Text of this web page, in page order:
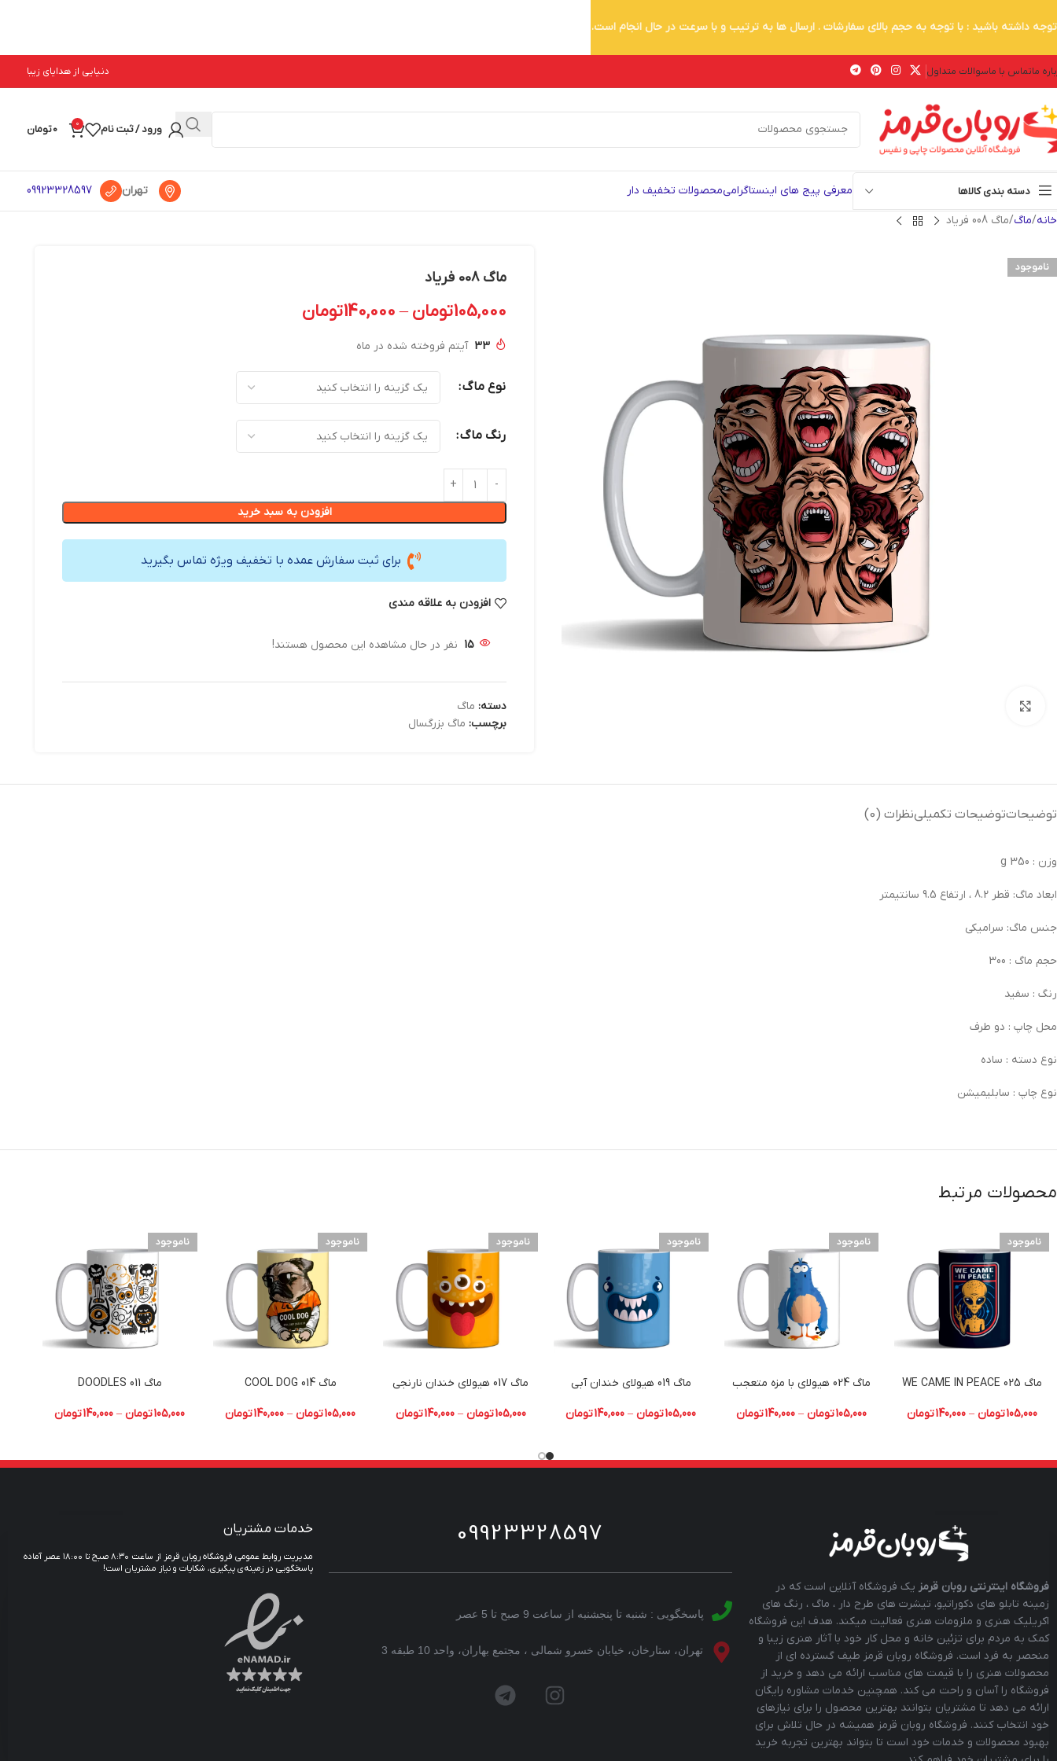
ماتماس با ماسوالات متداول دنیایی از هدایای زیبا
ورود / ثبت نام 0
0تومان
دسته بندی کالاها معرفی پیج های اینستاگرامیمحصولات تخفیف دار تهران 09923328597
خانه ماگ ماگ 008 فریاد
ناموجود
ماگ 008 فریاد
105,000تومان –
140,000تومان
33 آیتم فروخته شده در ماه
نوع ماگ
رنگ ماگ
افزودن به سبد خرید
برای ثبت سفارش عمده با تخفیف ویژه تماس بگیرید
افزودن به علاقه مندی
15 نفر در حال مشاهده این محصول هستند!
دسته: ماگ
برچسب: ماگ بزرگسال
توضیحاتتوضیحات تکمیلینظرات (0)
وزن : 350 g
ابعاد ماگ: قطر 8.2 ، ارتفاع 9.5 سانتیمتر
جنس ماگ: سرامیکی
حجم ماگ : 300
رنگ : سفید
محل چاپ : دو طرف
نوع دسته : ساده
نوع چاپ : سابلیمیشن
محصولات مرتبط
ناموجود
ماگ 025 WE CAME IN PEACE
105,000تومان –
140,000تومان
ناموجود
ماگ 024 هیولای با مزه متعجب
105,000تومان –
140,000تومان
ناموجود
ماگ 019 هیولای خندان آبی
105,000تومان –
140,000تومان
ناموجود
ماگ 017 هیولای خندان نارنجی
105,000تومان –
140,000تومان
ناموجود
ماگ 014 COOL DOG
105,000تومان –
140,000تومان
ناموجود
ماگ 011 DOODLES
105,000تومان –
140,000تومان
فروشگاه اینترنتی روبان قرمز یک فروشگاه آنلاین است که در
زمینه تابلو های دکوراتیو، تیشرت های طرح دار ، ماگ ، رنگ های
اکریلیک هنری و ملزومات هنری فعالیت میکند. هدف این فروشگاه
کمک به مردم برای تزئین خانه و محل کار خود با آثار هنری زیبا و
منحصر به فرد است. فروشگاه روبان قرمز طیف گسترده ای از
محصولات هنری را با قیمت های مناسب ارائه می دهد و خرید از
فروشگاه را آسان و راحت می کند. همچنین خدمات مشاوره رایگان
ارائه می دهد تا مشتریان بتوانند بهترین محصول را برای نیازهای
خود انتخاب کنند. فروشگاه روبان قرمز همیشه در حال تلاش برای
بهبود محصولات و خدمات خود است تا بتواند بهترین تجربه خرید
09923328597
پاسخگویی : شنبه تا پنجشنبه از ساعت 9 صبح تا 5 عصر
تهران، ستارخان، خیابان خسرو شمالی ، مجتمع بهاران، واحد 10 طبقه 3
خدمات مشتریان
مدیریت روابط عمومی فروشگاه روبان قرمز از ساعت ۸:۳۰ صبح تا ۱۸:۰۰ عصر آماده
پاسخگویی در زمینه‌ی پیگیری، شکایات و نیاز مشتریان است!
توجه داشته باشید : با توجه به حجم بالای سفارشات . ارسال ها به ترتیب و با سرعت در حال انجام است.